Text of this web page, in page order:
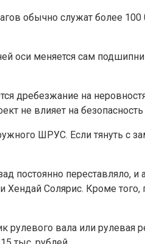
обычно служат более
оси меняется сам
дребезжание на
не влияет на
ШРУС. Если тянуть с
постоянно переставляло,
Солярис. Кроме
вала или рулевая